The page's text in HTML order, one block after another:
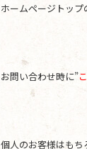
ホームページトッ
お問い合わせ時に”
個人のお客様はもち